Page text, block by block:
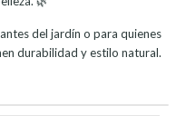
del jardín o para quienes
durabilidad y estilo natural.